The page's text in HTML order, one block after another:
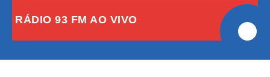
RÁDIO 93 FM AO VIVO